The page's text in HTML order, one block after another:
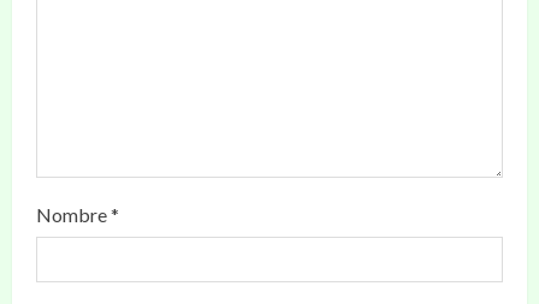
Nombre*